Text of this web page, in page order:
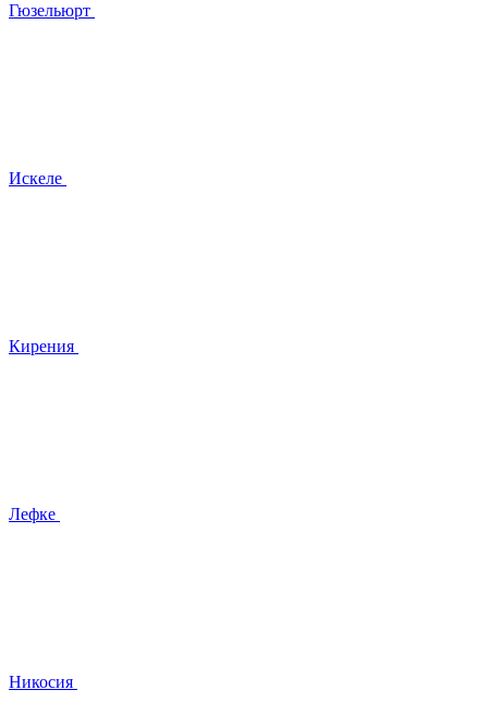
Гюзельюрт
Искеле
Кирения
Лефке
Никосия